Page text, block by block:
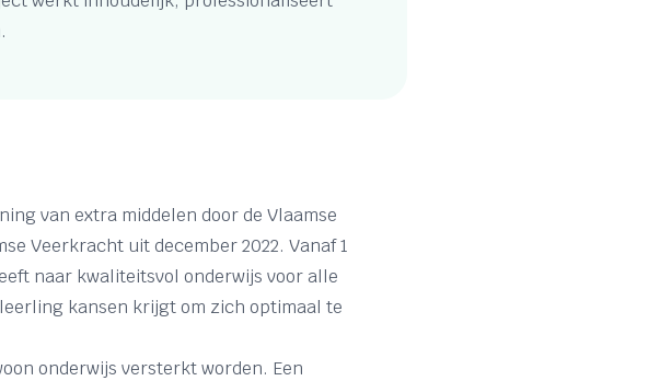
van extra middelen door de Vlaamse
Veerkracht uit december 2022. Vanaf 1
naar kwaliteitsvol onderwijs voor alle
kansen krijgt om zich optimaal te
onderwijs versterkt worden. Een